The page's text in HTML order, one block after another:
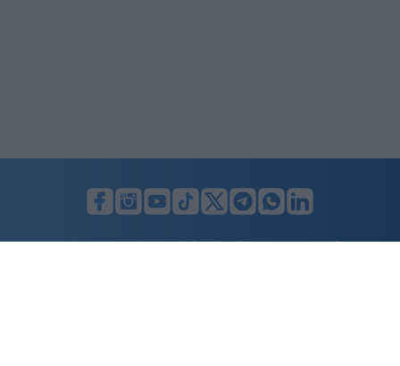
LUNIFIN S.r.l. a socio unico. Sede legale Milano, Largo F. Richini, 2/A,